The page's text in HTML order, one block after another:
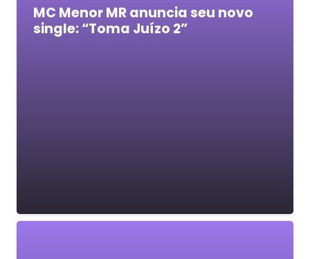
MC Menor MR anuncia seu novo
single: “Toma Juízo 2”